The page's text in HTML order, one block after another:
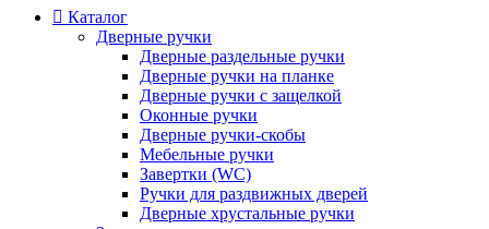
Каталог
Дверные ручки
Дверные раздельные ручки
Дверные ручки на планке
Дверные ручки с защелкой
Оконные ручки
Дверные ручки-скобы
Мебельные ручки
Завертки (WC)
Ручки для раздвижных дверей
Дверные хрустальные ручки